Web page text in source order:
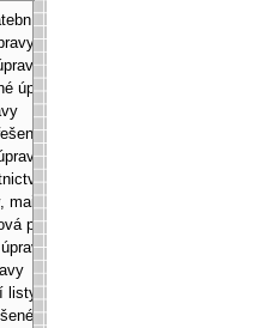
příkazy - vyřešené úpravy
úpravy
úpravy
- vyřešené úpravy
mail-systém, ...) - vyřešené úpravy
práva, ... - vyřešené úpravy
- vyřešené úpravy
úpravy